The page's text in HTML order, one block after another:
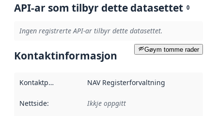
API-ar som tilbyr dette datasettet 0
Ingen registrerte API-ar tilbyr dette datasettet.
Gøym tomme rader
Kontaktinformasjon
Kontaktpunkt NAV Registerforvaltning
Nettside: Ikkje oppgitt